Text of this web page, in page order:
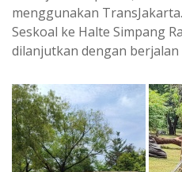
menggunakan
Seskoal ke Halte Simpang
dilanjutkan dengan